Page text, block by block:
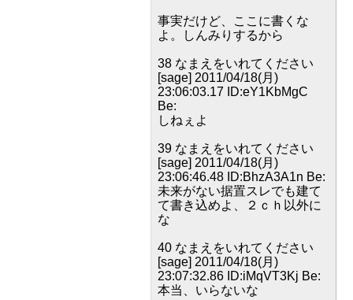
事実だけど、ここに書くな
よ。しんみりするから
38 なまえをいれてください
[sage] 2011/04/18(月)
23:06:03.17 ID:eY1KbMgC
Be:
しねぇよ
39 なまえをいれてください
[sage] 2011/04/18(月)
23:06:46.48 ID:BhzA3A1n Be:
未来がない据置スレでも建て
て書き込めよ、２ｃｈ以外に
な
40 なまえをいれてください
[sage] 2011/04/18(月)
23:07:32.86 ID:iMqVT3Kj Be:
本当、いらないな